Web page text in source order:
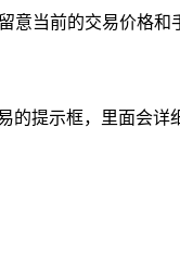
当前的交易价格和
的提示框，里面会